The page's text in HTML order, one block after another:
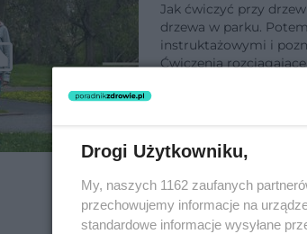
Jak ćwiczyć przy
drzewa w parku.
instruktażowymi i
Ćwiczenia
Drogi Użytkowniku,
My, naszych 1162 zaufanych
przechowujemy informacje na
standardowe informacje wysyłane